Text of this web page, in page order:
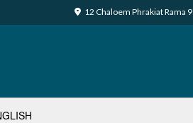
12 Chaloem Phrakiat Rama